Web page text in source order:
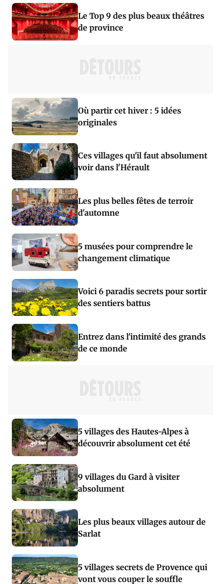
Le Top 9 des plus beaux théâtres
de province
Où partir cet hiver : 5 idées
originales
Ces villages qu'il faut absolument
voir dans l'Hérault
Les plus belles fêtes de terroir
d'automne
5 musées pour comprendre le
changement climatique
Voici 6 paradis secrets pour sortir
des sentiers battus
Entrez dans l'intimité des grands
de ce monde
5 villages des Hautes-Alpes à
découvrir absolument cet été
9 villages du Gard à visiter
absolument
Les plus beaux villages autour de
Sarlat
5 villages secrets de Provence qui
vont vous couper le souffle